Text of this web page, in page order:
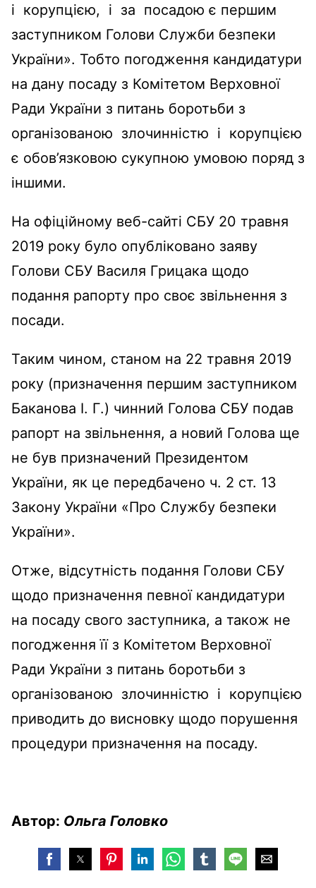
і корупцією, і за посадою є першим
заступником Голови Служби безпеки
України». Тобто погодження кандидатури
на дану посаду з Комітетом Верховної
Ради України з питань боротьби з
організованою злочинністю і корупцією
є обов’язковою сукупною умовою поряд з
іншими.
На офіційному веб-сайті СБУ 20 травня
2019 року було опубліковано заяву
Голови СБУ Василя Грицака щодо
подання рапорту про своє звільнення з
посади.
Таким чином, станом на 22 травня 2019
року (призначення першим заступником
Баканова І. Г.) чинний Голова СБУ подав
рапорт на звільнення, а новий Голова ще
не був призначений Президентом
України, як це передбачено ч. 2 ст. 13
Закону України «Про Службу безпеки
України».
Отже, відсутність подання Голови СБУ
щодо призначення певної кандидатури
на посаду свого заступника, а також не
погодження її з Комітетом Верховної
Ради України з питань боротьби з
організованою злочинністю і корупцією
приводить до висновку щодо порушення
процедури призначення на посаду.
Автор: Ольга Головко